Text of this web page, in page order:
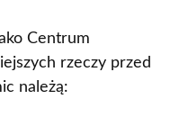
Centrum
rzeczy przed
należą: